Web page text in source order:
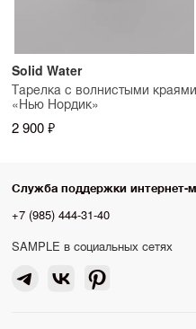
Solid Water
Тарелка с волнистыми краями
«Нью Нордик»
2 900 ₽
Служба поддержки интернет-
+7 (985) 444-31-40
SAMPLE в социальных сетях